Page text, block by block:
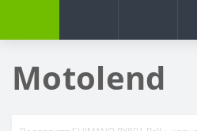
Motolend